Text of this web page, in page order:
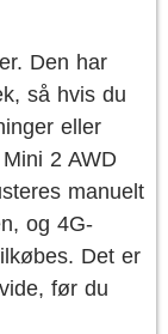
Den har
så hvis du
eller
2 AWD
manuelt
og 4G-
Det er
før du